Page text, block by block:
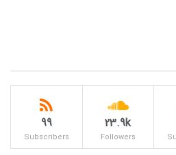
23.9k
Followers
99
Subscribers